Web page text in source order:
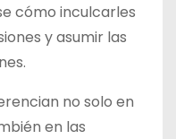
cómo inculcarles
y asumir las
no solo en
en las